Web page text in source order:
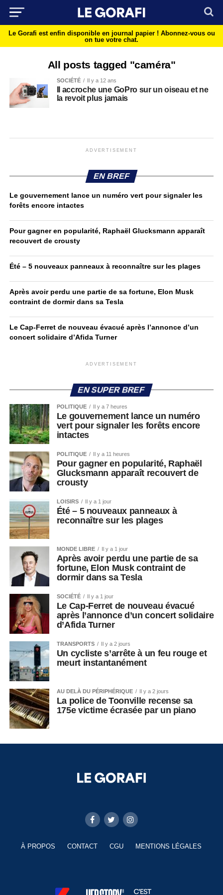
Le Gorafi est enfin disponible en journal papier ! Abonnez-vous ou
on tue votre chat.
All posts tagged "caméra"
SOCIÉTÉ Il y a 12 ans
Il accroche une GoPro sur un oiseau et ne
la revoit plus jamais
ADVERTISEMENT
EN BREF
Le gouvernement lance un numéro vert pour signaler les
forêts encore intactes
Pour gagner en popularité, Raphaël Glucksmann apparaît
recouvert de crousty
Été – 5 nouveaux panneaux à reconnaître sur les plages
Après avoir perdu une partie de sa fortune, Elon Musk
contraint de dormir dans sa Tesla
Le Cap-Ferret de nouveau évacué après l’annonce d’un
concert solidaire d’Afida Turner
ADVERTISEMENT
EN SUPER BREF
POLITIQUE Il y a 7 heures
Le gouvernement lance un numéro
vert pour signaler les forêts encore
intactes
POLITIQUE Il y a 11 heures
Pour gagner en popularité, Raphaël
Glucksmann apparaît recouvert de
crousty
LOISIRS Il y a 1 jour
Été – 5 nouveaux panneaux à
reconnaître sur les plages
MONDE LIBRE Il y a 1 jour
Après avoir perdu une partie de sa
fortune, Elon Musk contraint de
dormir dans sa Tesla
SOCIÉTÉ Il y a 1 jour
Le Cap-Ferret de nouveau évacué
après l’annonce d’un concert solidaire
d’Afida Turner
TRANSPORTS Il y a 2 jours
Un cycliste s’arrête à un feu rouge et
meurt instantanément
AU DELÀ DU PÉRIPHÉRIQUE Il y a 2 jours
La police de Toonville recense sa
175e victime écrasée par un piano
À PROPOS CONTACT CGU MENTIONS LÉGALES